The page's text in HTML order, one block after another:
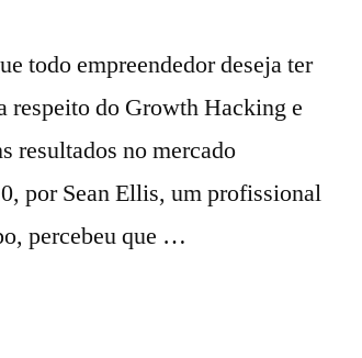
todo empreendedor deseja ter
respeito do Growth Hacking e
resultados no mercado
por Sean Ellis, um profissional
percebeu que …